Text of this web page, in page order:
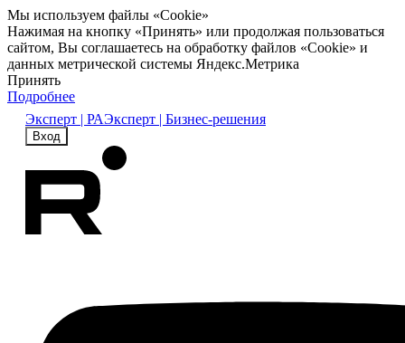
Мы используем файлы «Cookie»
Нажимая на кнопку «Принять» или продолжая пользоваться
сайтом, Вы соглашаетесь на обработку файлов «Cookie» и
данных метрической системы Яндекс.Метрика
Принять
Подробнее
Эксперт | РАЭксперт | Бизнес-решения
Вход